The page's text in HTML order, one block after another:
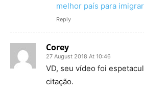
melhor país para imigrar
Reply
Corey
27 August 2018 At 10:46
VD, seu vídeo foi
citação.